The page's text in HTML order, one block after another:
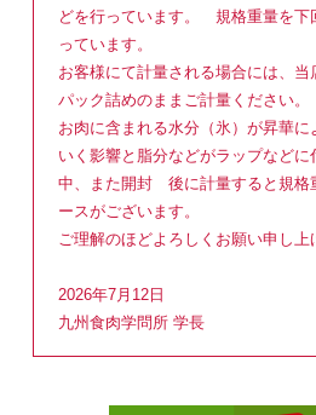
どを行っています。 規格重量を下
っています。
お客様にて計量される場合には、当
パック詰めのままご計量ください。
お肉に含まれる水分（氷）が昇華
いく影響と脂分などがラップなど
中、また開封 後に計量すると規格
ースがございます。
ご理解のほどよろしくお願い申し上
2026年7月12日
九州食肉学問所 学長